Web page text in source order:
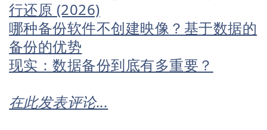
行还原 (2026)
哪种备份软件不创建映像？基于数据的
备份的优势
现实：数据备份到底有多重要？
在此发表评论...